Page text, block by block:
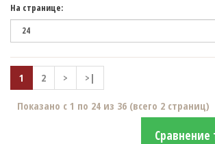
На странице:
1 2 > >|
Показано с 1 по 24 из 36 (всего 2 страниц)
Сравнение